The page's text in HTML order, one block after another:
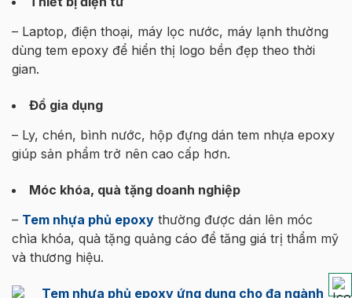
– Laptop, điện thoại, máy lọc nước, máy lạnh thường
dùng tem epoxy để hiển thị logo bền đẹp theo thời
gian.
Đồ gia dụng
– Ly, chén, bình nước, hộp đựng dán tem nhựa epoxy
giúp sản phẩm trở nên cao cấp hơn.
Móc khóa, quà tặng doanh nghiệp
– Tem nhựa phủ epoxy thường được dán lên móc
chìa khóa, quà tặng quảng cáo để tăng giá trị thẩm mỹ
và thương hiệu.